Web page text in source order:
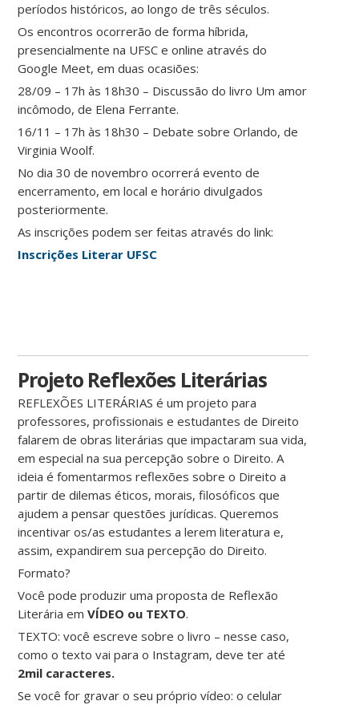
períodos históricos, ao longo de três séculos.
Os encontros ocorrerão de forma híbrida,
presencialmente na UFSC e online através do
Google Meet, em duas ocasiões:
28/09 – 17h às 18h30 – Discussão do livro Um amor
incômodo, de Elena Ferrante.
16/11 – 17h às 18h30 – Debate sobre Orlando, de
Virginia Woolf.
No dia 30 de novembro ocorrerá evento de
encerramento, em local e horário divulgados
posteriormente.
As inscrições podem ser feitas através do link:
Inscrições Literar UFSC
Projeto Reflexões Literárias
REFLEXÕES LITERÁRIAS é um projeto para
professores, profissionais e estudantes de Direito
falarem de obras literárias que impactaram sua vida,
em especial na sua percepção sobre o Direito. A
ideia é fomentarmos reflexões sobre o Direito a
partir de dilemas éticos, morais, filosóficos que
ajudem a pensar questões jurídicas. Queremos
incentivar os/as estudantes a lerem literatura e,
assim, expandirem sua percepção do Direito.
Formato?
Você pode produzir uma proposta de Reflexão
Literária emVÍDEO ou TEXTO.
TEXTO: você escreve sobre o livro – nesse caso,
como o texto vai para o Instagram, deve ter até
2mil caracteres.
Se você for gravar o seu próprio vídeo: o celular